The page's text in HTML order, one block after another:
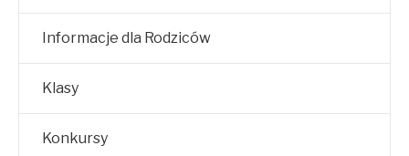
Informacje dla Rodziców
Klasy
Konkursy